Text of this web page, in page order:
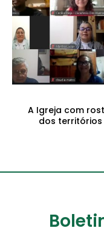
A Igreja com
dos territórios